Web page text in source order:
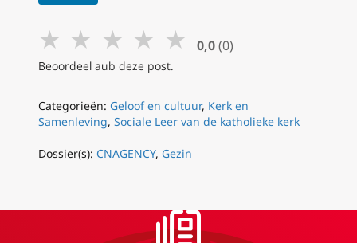
★ ★ ★ ★ ★ 0,0 (0)
Beoordeel aub deze post.
Categorieën: Geloof en cultuur, Kerk en
Samenleving, Sociale Leer van de katholieke kerk
Dossier(s): CNAGENCY, Gezin